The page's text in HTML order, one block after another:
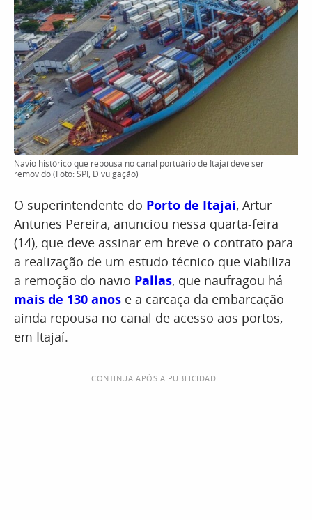
Navio histórico que repousa no canal portuário de Itajaí deve ser
removido (Foto: SPI, Divulgação)
O superintendente do Porto de Itajaí, Artur
Antunes Pereira, anunciou nessa quarta-feira
(14), que deve assinar em breve o contrato para
a realização de um estudo técnico que viabiliza
a remoção do navio Pallas, que naufragou há
mais de 130 anos e a carcaça da embarcação
ainda repousa no canal de acesso aos portos,
em Itajaí.
CONTINUA APÓS A PUBLICIDADE